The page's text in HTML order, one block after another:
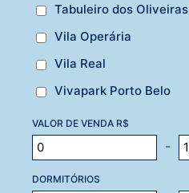
Tabuleiro dos Oliveiras
Vila Operária
Vila Real
Vivapark Porto Belo
VALOR DE VENDA R$
-
DORMITÓRIOS